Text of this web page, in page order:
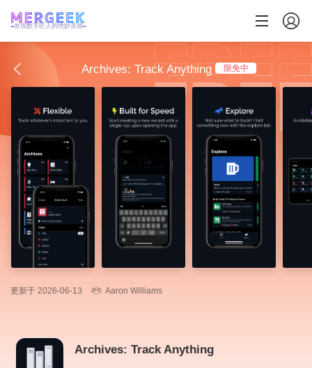
发现数字匠人的绝妙灵感
Archives: Track Anything 限免中
更新于 2026-06-13 Aaron Williams
Archives: Track Anything